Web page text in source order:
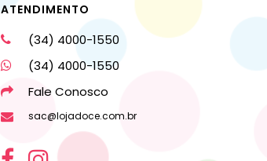
ATENDIMENTO
(34) 4000-1550
(34) 4000-1550
Fale Conosco
sac@lojadoce.com.br